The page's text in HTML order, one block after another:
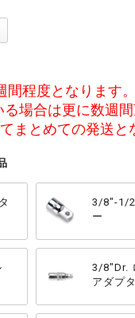
程度となります。
場合は更に数週
まとめての発送と
3/8"-1/
ー
3/8"Dr.
アダプ